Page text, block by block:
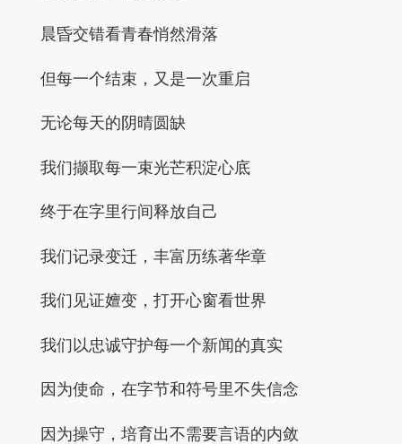
晨昏交错看青春悄然滑落
但每一个结束，又是一次重启
无论每天的阴晴圆缺
我们撷取每一束光芒积淀心底
终于在字里行间释放自己
我们记录变迁，丰富历练著华章
我们见证嬗变，打开心窗看世界
我们以忠诚守护每一个新闻的真实
因为使命，在字节和符号里不失信念
因为操守，培育出不需要言语的内敛